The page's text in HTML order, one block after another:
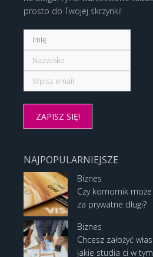
prosto do Twojej skrzynki!
NAJPOPULARNIEJSZE
Biznes
Czy komornik
za prywatne długi?
Biznes
Chcesz założyć
jakie studia ci w